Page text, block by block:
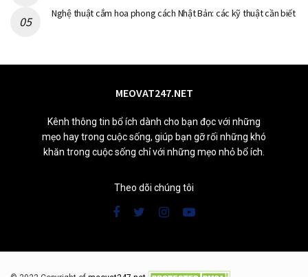
Nghệ thuật cắm hoa phong cách Nhật Bản: các kỹ thuật cần biết
MEOVAT247.NET
Kênh thông tin bổ ích dành cho bạn đọc với những
mẹo hay trong cuộc sống, giúp bạn gỡ rối những khó
khăn trong cuộc sống chỉ với những mẹo nhỏ bổ ích.
Theo dõi chúng tôi